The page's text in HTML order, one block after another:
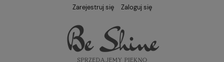
Zarejestruj się Zaloguj się